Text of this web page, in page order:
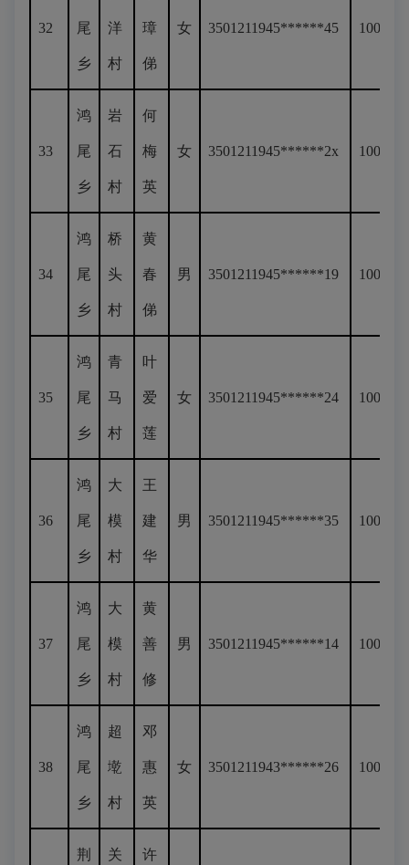
32 尾
乡
洋
村
璋
俤
女 3501211945******45 100
33
鸿
尾
乡
岩
石
村
何
梅
英
女 3501211945******2x 100
34
鸿
尾
乡
桥
头
村
黄
春
俤
男 3501211945******19 100
35
鸿
尾
乡
青
马
村
叶
爱
莲
女 3501211945******24 100
36
鸿
尾
乡
大
模
村
王
建
华
男 3501211945******35 100
37
鸿
尾
乡
大
模
村
黄
善
修
男 3501211945******14 100
38
鸿
尾
乡
超
墘
村
邓
惠
英
女 3501211943******26 100
荆 关 许